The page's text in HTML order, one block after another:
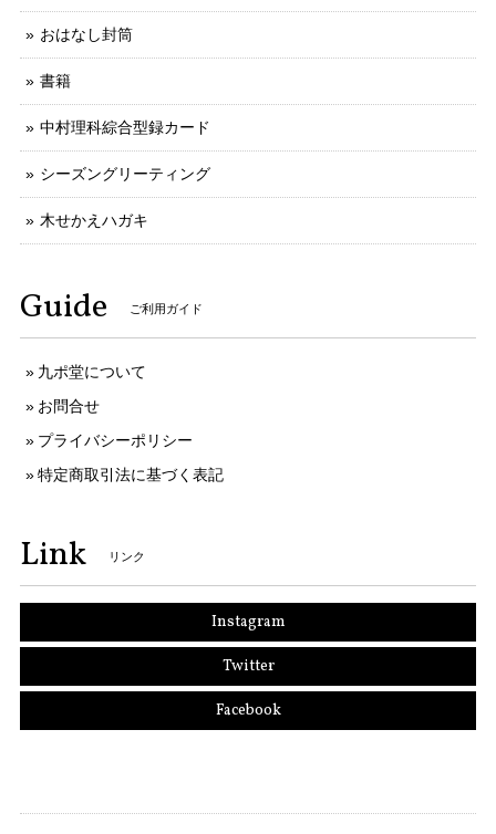
おはなし封筒
書籍
中村理科綜合型録カード
シーズングリーティング
木せかえハガキ
Guide ご利用ガイド
九ポ堂について
お問合せ
プライバシーポリシー
特定商取引法に基づく表記
Link リンク
Instagram
Twitter
Facebook